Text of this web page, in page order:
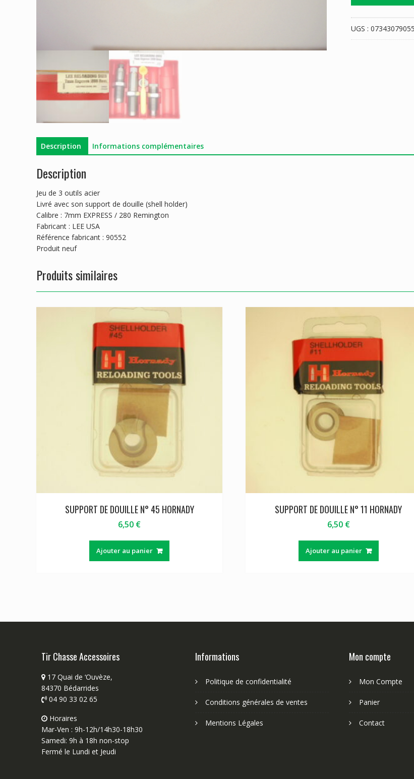
ACIER
UGS :
Description Informations complémentaires
Description
Jeu de 3 outils acier
Livré avec son support de douille (shell holder)
Calibre : 7mm EXPRESS / 280 Remington
Fabricant : LEE USA
Référence fabricant : 90552
Produit neuf
Produits similaires
SUPPORT DE DOUILLE N° 45 HORNADY
6,50 €
Ajouter au panier
SUPPORT DE DOUILLE N° 11 HORNADY
6,50 €
Ajouter au panier
Tir Chasse Accessoires
17 Quai de ‘Ouvèze,
84370 Bédarrides
04 90 33 02 65
Horaires
Mar-Ven : 9h-12h/14h30-18h30
Samedi: 9h à 18h non-stop
Fermé le Lundi et Jeudi
Informations
Politique de confidentialité
Conditions générales de ventes
Mentions Légales
Mon compte
Mon Compte
Panier
Contact